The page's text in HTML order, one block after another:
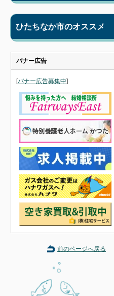
ひたちなか市のオススメ
バナー広告
[バナー広告募集中]
前のページへ戻る